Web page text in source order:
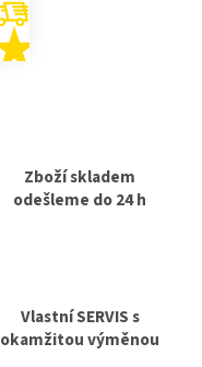
Zboží skladem
odešleme do 24 h
Vlastní SERVIS s
okamžitou výměnou